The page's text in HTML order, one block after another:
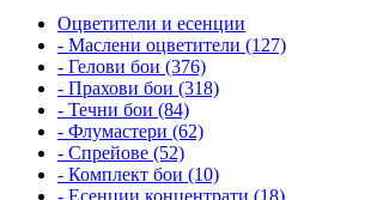
Оцветители и есенции
- Маслени оцветители (127)
- Гелови бои (376)
- Прахови бои (318)
- Течни бои (84)
- Флумастери (62)
- Спрейове (52)
- Комплект бои (10)